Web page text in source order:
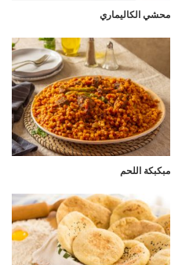
محشي الكاليماري
مبكبكة اللحم